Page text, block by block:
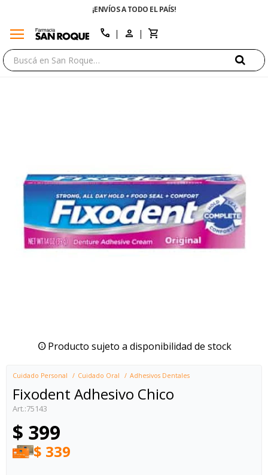
menu call
Producto sujeto a disponibilidad de stock
Cuidado Personal Cuidado Oral Adhesivos Dentales
Fixodent Adhesivo Chico
75143
$ 399
$ 339
close